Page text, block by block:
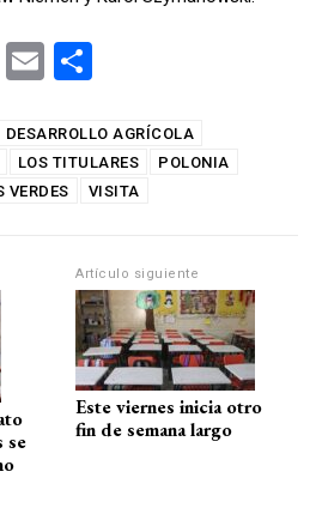
T
e
E
ail m
p
DESARROLLO AGRÍCOLA
LOS TITULARES
POLONIA
VERDES VISITA
se
Artículo siguiente
Este viernes inicia otro
fin de semana largo